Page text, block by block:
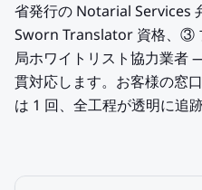
省発行の Notarial Services
Sworn Translator 資格、③
局ホワイトリスト協力業者
貫対応します。お客様の窓
は 1 回、全工程が透明に追